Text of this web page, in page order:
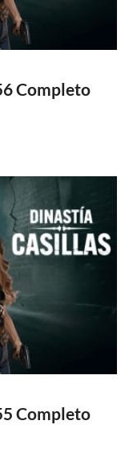
Completo
Completo